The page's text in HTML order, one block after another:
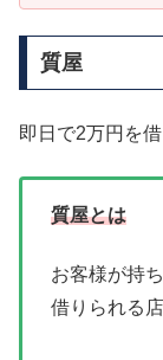
質屋
即日で2万円を
質屋とは
お客様が持
借りられる